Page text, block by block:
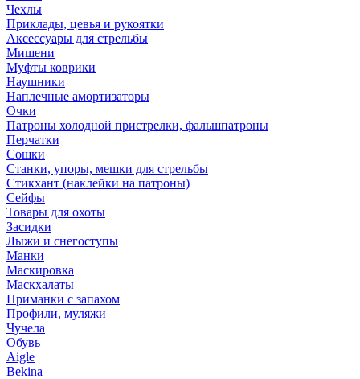
Чехлы
Приклады, цевья и рукоятки
Аксессуары для стрельбы
Мишени
Муфты коврики
Наушники
Наплечные амортизаторы
Очки
Патроны холодной пристрелки, фальшпатроны
Перчатки
Сошки
Станки, упоры, мешки для стрельбы
Стикхант (наклейки на патроны)
Сейфы
Товары для охоты
Засидки
Лыжи и снегоступы
Манки
Маскировка
Маскхалаты
Приманки с запахом
Профили, муляжи
Чучела
Обувь
Aigle
Bekina